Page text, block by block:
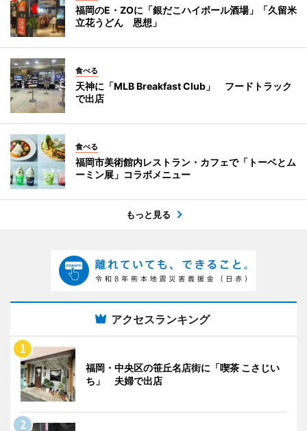
福岡のE・ZOに「銀だこハイボール酒場」「久留米
立花うどん 恩想」
食べる
天神に「MLB Breakfast Club」 フードトラック
で出店
食べる
福岡市美術館内レストラン・カフェで「トーベとム
ーミン展」コラボメニュー
もっと見る
アクセスランキング
福岡・中央区の笹丘名店街に「喫茶 こさじい
ち」 夫婦で出店